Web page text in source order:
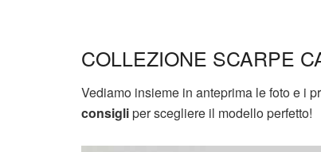
COLLEZIONE SCARPE
Vediamo insieme in anteprima le foto e i
consigliper scegliere il modello perfetto!